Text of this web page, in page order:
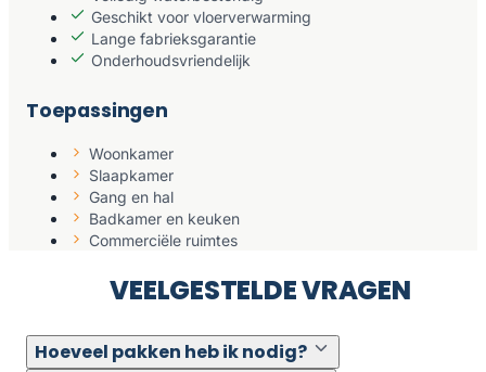
Geschikt voor vloerverwarming
Lange fabrieksgarantie
Onderhoudsvriendelijk
Toepassingen
Woonkamer
Slaapkamer
Gang en hal
Badkamer en keuken
Commerciële ruimtes
VEELGESTELDE VRAGEN
Hoeveel pakken heb ik nodig?